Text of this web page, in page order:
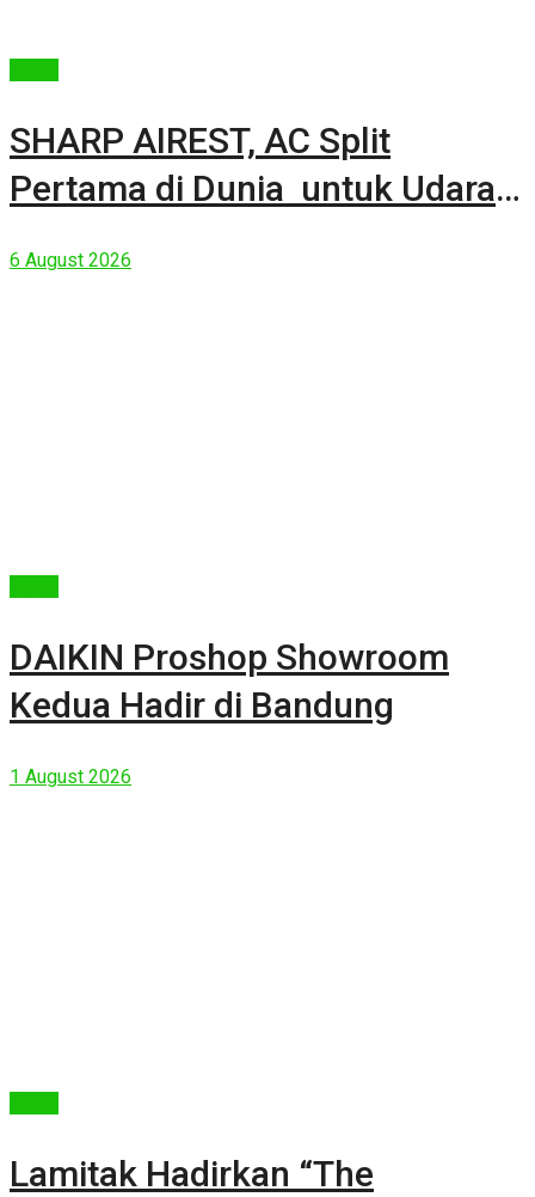
SHARP AIREST, AC Split
Pertama di Dunia untuk Udara
6 August 2026
DAIKIN Proshop Showroom
Kedua Hadir di Bandung
1 August 2026
Lamitak Hadirkan “The